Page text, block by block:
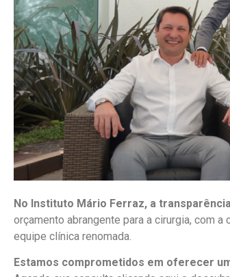
No Instituto Mário Ferraz, a
orçamento abrangente para a cirurgia, com
equipe clínica renomada.
Estamos comprometidos em oferecer